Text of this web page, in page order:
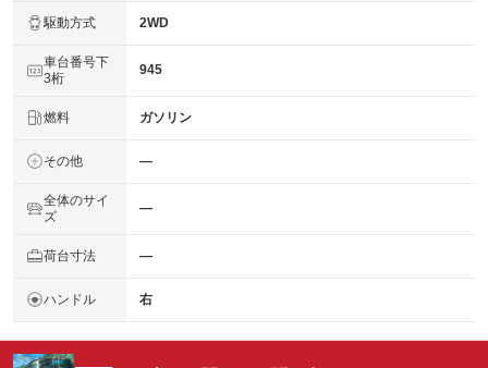
駆動方式 2WD
車台番号下
3桁
945
燃料 ガソリン
その他 ―
全体のサイ
ズ
―
荷台寸法 ―
ハンドル 右